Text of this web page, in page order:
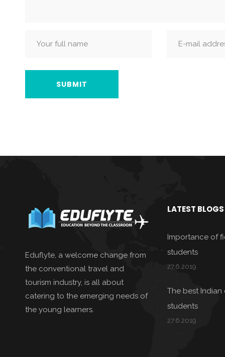
Eduflyte, a welcome change from
the conventional travel and
tourism industry, is all about
catering to the emerging needs of
the young learners.
LATEST BLOGS
Importance of
students
27.6.2019
The best
students
27.6.2019